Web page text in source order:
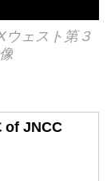
ウェスト第３
of JNCC